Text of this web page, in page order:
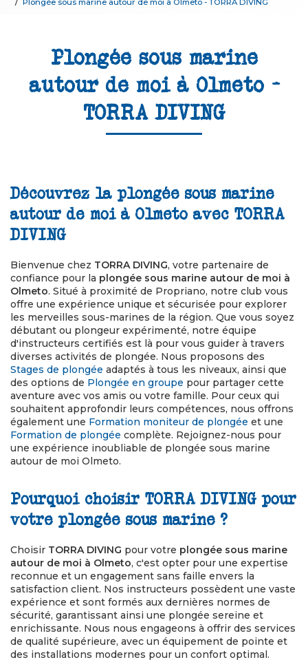
Plongée sous marine
autour de moi à Olmeto -
TORRA DIVING
Découvrez la plongée sous marine
autour de moi à Olmeto avec TORRA
DIVING
Bienvenue chez TORRA DIVING, votre partenaire de
confiance pour la plongée sous marine autour de moi à
Olmeto. Situé à proximité de Propriano, notre club vous
offre une expérience unique et sécurisée pour explorer
les merveilles sous-marines de la région. Que vous soyez
débutant ou plongeur expérimenté, notre équipe
d'instructeurs certifiés est là pour vous guider à travers
diverses activités de plongée. Nous proposons des
Stages de plongée adaptés à tous les niveaux, ainsi que
des options de Plongée en groupe pour partager cette
aventure avec vos amis ou votre famille. Pour ceux qui
souhaitent approfondir leurs compétences, nous offrons
également une Formation moniteur de plongée et une
Formation de plongée complète. Rejoignez-nous pour
une expérience inoubliable de plongée sous marine
autour de moi Olmeto.
Pourquoi choisir TORRA DIVING pour
votre plongée sous marine ?
Choisir TORRA DIVING pour votre plongée sous marine
autour de moi à Olmeto, c'est opter pour une expertise
reconnue et un engagement sans faille envers la
satisfaction client. Nos instructeurs possèdent une vaste
expérience et sont formés aux dernières normes de
sécurité, garantissant ainsi une plongée sereine et
enrichissante. Nous nous engageons à offrir des services
de qualité supérieure, avec un équipement de pointe et
des installations modernes pour un confort optimal.